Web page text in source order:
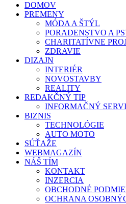
DOMOV
PREMENY
MÓDA A ŠTÝL
PORADENSTVO A
CHARITATÍVNE
ZDRAVIE
DIZAJN
INTERIÉR
NOVOSTAVBY
REALITY
REDAKČNÝ TIP
INFORMAČNÝ
BIZNIS
TECHNOLÓGIE
AUTO MOTO
SÚŤAŽE
WEBMAGAZÍN
NÁŠ TÍM
KONTAKT
INZERCIA
OBCHODNÉ
OCHRANA